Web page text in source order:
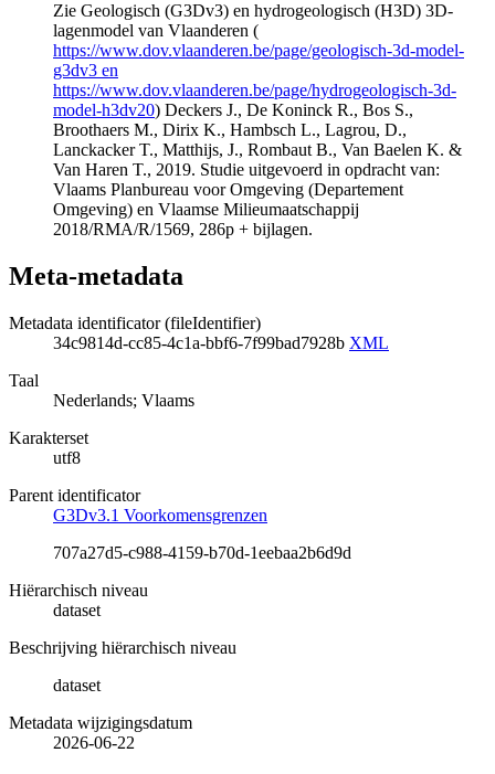
Zie Geologisch (G3Dv3) en hydrogeologisch (H3D) 3D-
lagenmodel van Vlaanderen (
https://www.dov.vlaanderen.be/page/geologisch-3d-model-
g3dv3 en
https://www.dov.vlaanderen.be/page/hydrogeologisch-3d-
model-h3dv20) Deckers J., De Koninck R., Bos S.,
Broothaers M., Dirix K., Hambsch L., Lagrou, D.,
Lanckacker T., Matthijs, J., Rombaut B., Van Baelen K. &
Van Haren T., 2019. Studie uitgevoerd in opdracht van:
Vlaams Planbureau voor Omgeving (Departement
Omgeving) en Vlaamse Milieumaatschappij
2018/RMA/R/1569, 286p + bijlagen.
Meta-metadata
Metadata identificator (fileIdentifier)
34c9814d-cc85-4c1a-bbf6-7f99bad7928b XML
Taal
Nederlands; Vlaams
Karakterset
utf8
Parent identificator
G3Dv3.1 Voorkomensgrenzen
707a27d5-c988-4159-b70d-1eebaa2b6d9d
Hiërarchisch niveau
dataset
Beschrijving hiërarchisch niveau
dataset
Metadata wijzigingsdatum
2026-06-22